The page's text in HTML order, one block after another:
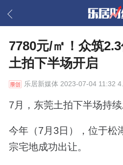
7780元/㎡！众筑
土拍下半场开启
乐居新媒体 2023-07-04 11:32
7月，东莞土拍下半场持续
今年（7月3日），位于松
宗宅地成功出让。